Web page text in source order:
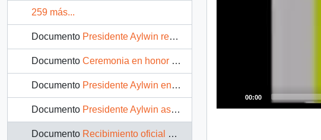
259 más...
Documento Presidente Aylwin recibe al Presidente de Hungria en la Moneda : video
Documento Ceremonia en honor al Presidente de Hungría Árpád Göncz : video
Documento Presidente Aylwin entrega títulos de dominio en Batuco : video
Documento Presidente Aylwin asiste al saludo de finde de año del Cuerpo Diplomático : video
Documento Recibimiento oficial al Presidente Aylwin en Puerto Montt : video
00:00